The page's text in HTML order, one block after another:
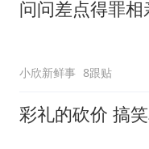
问问差点得罪相
小欣新鲜事 8跟贴
彩礼的砍价 搞